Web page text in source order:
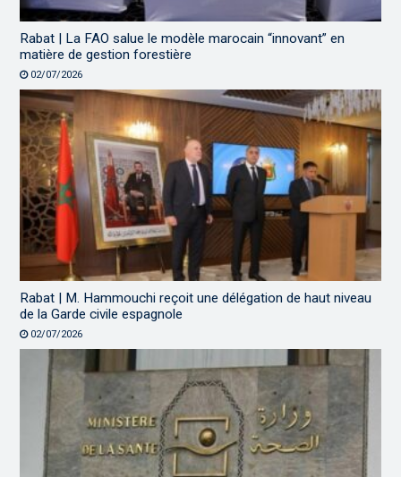
Rabat | La FAO salue le modèle marocain “innovant” en
matière de gestion forestière
02/07/2026
Rabat | M. Hammouchi reçoit une délégation de haut niveau
de la Garde civile espagnole
02/07/2026